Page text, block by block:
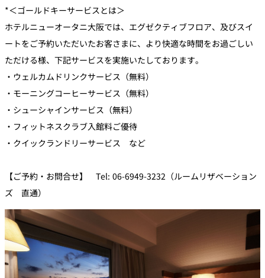
*＜ゴールドキーサービスとは＞
ホテルニューオータニ大阪では、エグゼクティブフロア、及びスイ
ートをご予約いただいたお客さまに、より快適な時間をお過ごしい
ただける様、下記サービスを実施いたしております。
・ウェルカムドリンクサービス（無料）
・モーニングコーヒーサービス（無料）
・シューシャインサービス（無料）
・フィットネスクラブ入館料ご優待
・クイックランドリーサービス など
【ご予約・お問合せ】 Tel: 06-6949-3232（ルームリザベーション
ズ 直通）